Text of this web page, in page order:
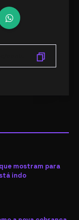
mostram para
indo